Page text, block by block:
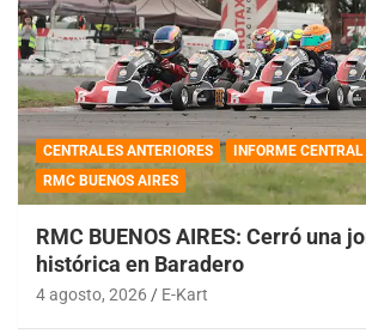
CENTRALES ANTERIORES
INFORME CENTRAL
RMC BUENOS AIRES
RMC BUENOS AIRES: Cerró una
histórica en Baradero
4 agosto, 2026 E-Kart